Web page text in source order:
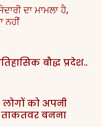
ਦਾ ਮਾਮਲਾ ਹੈ,
ਨਹੀਂ
बौद्ध प्रदेश..
को अपनी
बनना